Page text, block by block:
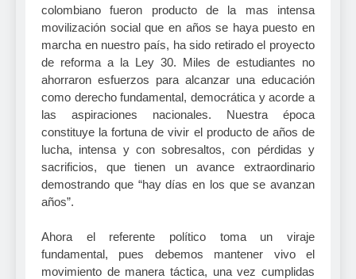
colombiano fueron producto de la mas intensa
movilización social que en años se haya puesto en
marcha en nuestro país, ha sido retirado el proyecto
de reforma a la Ley 30. Miles de estudiantes no
ahorraron esfuerzos para alcanzar una educación
como derecho fundamental, democrática y acorde a
las aspiraciones nacionales. Nuestra época
constituye la fortuna de vivir el producto de años de
lucha, intensa y con sobresaltos, con pérdidas y
sacrificios, que tienen un avance extraordinario
demostrando que “hay días en los que se avanzan
años”.
Ahora el referente político toma un viraje
fundamental, pues debemos mantener vivo el
movimiento de manera táctica, una vez cumplidas